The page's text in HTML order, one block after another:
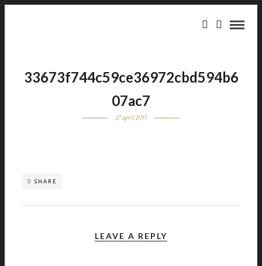
33673f744c59ce36972cbd594b6
07ac7
27 april 2015
SHARE
LEAVE A REPLY